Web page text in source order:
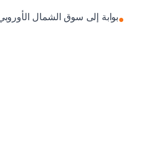
●بوابة إلى سوق الشمال